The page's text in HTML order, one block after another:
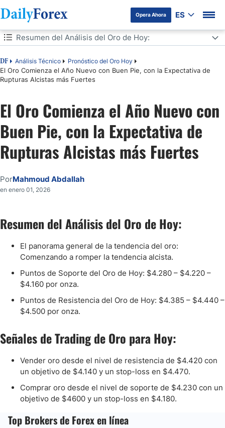
Opera Ahora ES
Tabla de contenidos
DF Análisis Técnico Pronóstico del Oro Hoy
El Oro Comienza el Año Nuevo con Buen Pie, con la Expectativa de
Rupturas Alcistas más Fuertes
Resumen del Análisis del Oro de Hoy:
Resumen del Análisis del Oro de Hoy:
Señales de Trading de Oro para Hoy:
Análisis Técnico del Precio del Oro (XAU/USD) Hoy:
Escenario Alcista Esperado
El Oro Comienza el Año Nuevo con
Buen Pie, con la Expectativa de
Rupturas Alcistas más Fuertes
PorMahmoud Abdallah
en enero 01, 2026
Resumen del Análisis del Oro de Hoy:
El panorama general de la tendencia del oro:
Comenzando a romper la tendencia alcista.
Puntos de Soporte del Oro de Hoy: $4.280 – $4.220 –
$4.160 por onza.
Puntos de Resistencia del Oro de Hoy: $4.385 – $4.440 –
$4.500 por onza.
Señales de Trading de Oro para Hoy:
Vender oro desde el nivel de resistencia de $4.420 con
un objetivo de $4.140 y un stop-loss en $4.470.
Comprar oro desde el nivel de soporte de $4.230 con un
objetivo de $4600 y un stop-loss en $4.180.
Top Brokers de Forex en línea